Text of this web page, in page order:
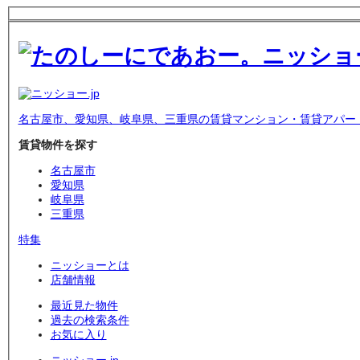
名古屋市、愛知県、岐阜県、三重県の賃貸マンション・賃貸アパー
賃貸物件を探す
名古屋市
愛知県
岐阜県
三重県
特集
ニッショーとは
店舗情報
最近見た物件
過去の検索条件
お気に入り